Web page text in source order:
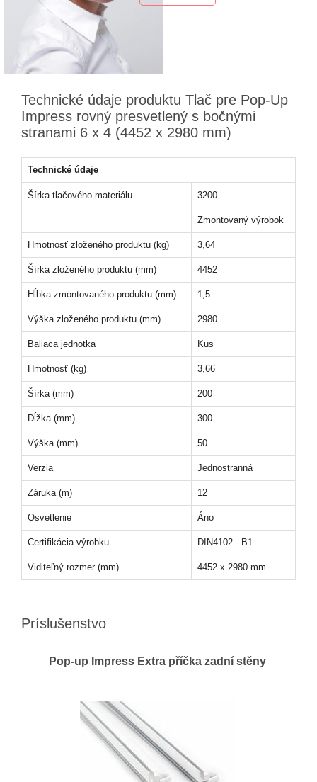
Technické údaje produktu Tlač pre Pop-Up
Impress rovný presvetlený s bočnými
stranami 6 x 4 (4452 x 2980 mm)
Technické údaje
Šírka tlačového materiálu 3200
Zmontovaný výrobok
Hmotnosť zloženého produktu (kg) 3,64
Šírka zloženého produktu (mm) 4452
Hĺbka zmontovaného produktu (mm) 1,5
Výška zloženého produktu (mm) 2980
Baliaca jednotka Kus
Hmotnosť (kg) 3,66
Šírka (mm) 200
Dĺžka (mm) 300
Výška (mm) 50
Verzia Jednostranná
Záruka (m) 12
Osvetlenie Áno
Certifikácia výrobku DIN4102 - B1
Viditeľný rozmer (mm) 4452 x 2980 mm
Príslušenstvo
Pop-up Impress Extra příčka zadní stěny